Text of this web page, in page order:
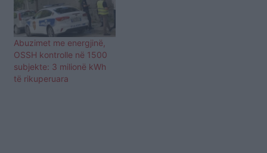
Abuzimet me energjinë,
OSSH kontrolle në 1500
subjekte: 3 milionë kWh
të rikuperuara